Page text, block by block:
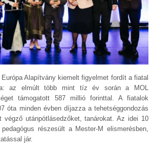
Alapítvány kiemelt figyelmet fordít a fiatal
az elmúlt több mint tíz év során a MOL
támogatott 587 millió forinttal. A fiatalok
óta minden évben díjazza a tehetséggondozás
végző utánpótlásedzőket, tanárokat. Az idei 10
részesült a Mester-M elismerésben,
jár.